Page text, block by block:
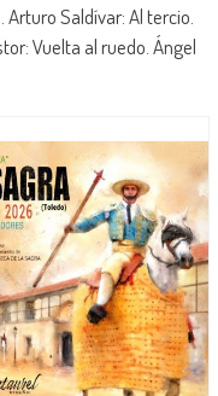
Saldívar: Al tercio.
Vuelta al ruedo. Ángel